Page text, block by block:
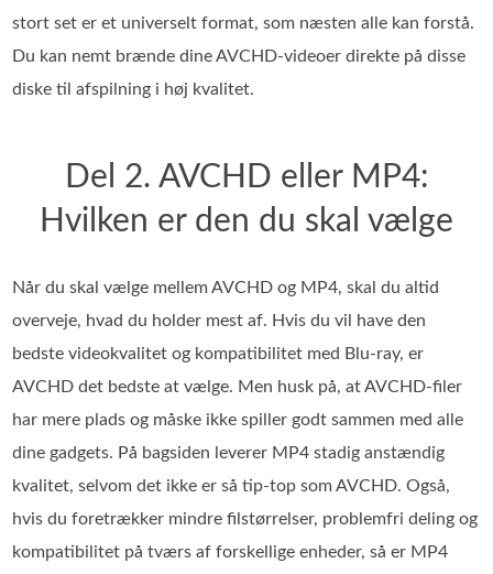
stort set er et universelt format, som næsten alle kan forstå.
Du kan nemt brænde dine AVCHD-videoer direkte på disse
diske til afspilning i høj kvalitet.
Del 2. AVCHD eller MP4:
Hvilken er den du skal vælge
Når du skal vælge mellem AVCHD og MP4, skal du altid
overveje, hvad du holder mest af. Hvis du vil have den
bedste videokvalitet og kompatibilitet med Blu-ray, er
AVCHD det bedste at vælge. Men husk på, at AVCHD-filer
har mere plads og måske ikke spiller godt sammen med alle
dine gadgets. På bagsiden leverer MP4 stadig anstændig
kvalitet, selvom det ikke er så tip-top som AVCHD. Også,
hvis du foretrækker mindre filstørrelser, problemfri deling og
kompatibilitet på tværs af forskellige enheder, så er MP4